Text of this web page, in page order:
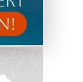
Arab